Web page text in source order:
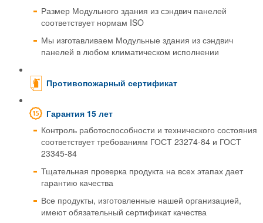
Размер Модульного здания из сэндвич панелей
соответствует нормам ISO
Мы изготавливаем Модульные здания из сэндвич
панелей в любом климатическом исполнении
Противопожарный сертификат
Гарантия 15 лет
Контроль работоспособности и технического состояния
соответствует требованиям ГОСТ 23274-84 и ГОСТ
23345-84
Тщательная проверка продукта на всех этапах дает
гарантию качества
Все продукты, изготовленные нашей организацией,
имеют обязательный сертификат качества